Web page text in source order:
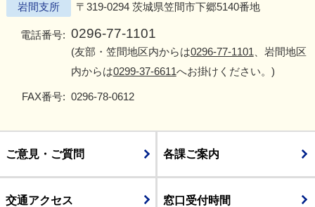
岩間支所 〒319-0294 茨城県笠間市下郷5140番地
電話番号: 0296-77-1101
(友部・笠間地区内からは0296-77-1101 、岩間地区
内からは0299-37-6611へお掛けください。)
FAX番号: 0296-78-0612
ご意見・ご質問 各課ご案内
交通アクセス 窓口受付時間